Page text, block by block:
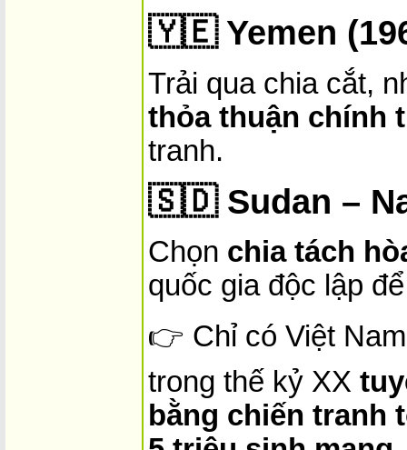
🇾🇪Yemen
Trải qua chia cắt,
thỏa thuận chính
tranh.
🇸🇩 Sudan –
Chọn chia tách
quốc gia độc lập
👉 Chỉ có Việt
trong thế kỷ XX
bằng chiến tranh